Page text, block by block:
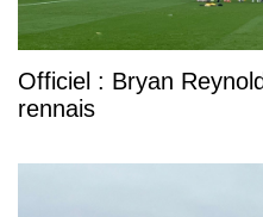
Officiel : Bryan
rennais